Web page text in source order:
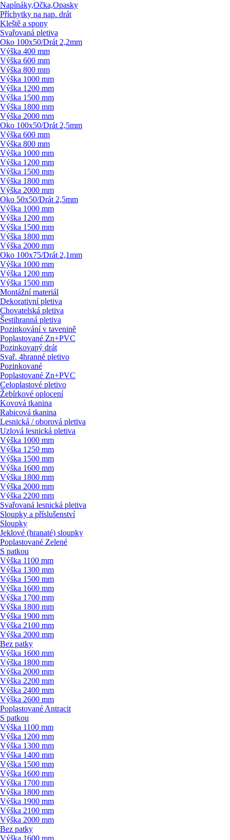
Napínáky,Očka,Opasky
Příchytky na nap. drát
Kleště a spony
Svařovaná pletiva
Oko 100x50/Drát 2,2mm
Výška 400 mm
Výška 600 mm
Výška 800 mm
Výška 1000 mm
Výška 1200 mm
Výška 1500 mm
Výška 1800 mm
Výška 2000 mm
Oko 100x50/Drát 2,5mm
Výška 600 mm
Výška 800 mm
Výška 1000 mm
Výška 1200 mm
Výška 1500 mm
Výška 1800 mm
Výška 2000 mm
Oko 50x50/Drát 2,5mm
Výška 1000 mm
Výška 1200 mm
Výška 1500 mm
Výška 1800 mm
Výška 2000 mm
Oko 100x75/Drát 2,1mm
Výška 1000 mm
Výška 1200 mm
Výška 1500 mm
Montážní materiál
Dekorativní pletiva
Chovatelská pletiva
Šestihranná pletiva
Pozinkování v tavenině
Poplastované Zn+PVC
Pozinkovaný drát
Svař. 4hranné pletivo
Pozinkované
Poplastované Zn+PVC
Celoplastové pletivo
Žebírkové oplocení
Kovová tkanina
Rabicová tkanina
Lesnická / oborová pletiva
Uzlová lesnická pletiva
Výška 1000 mm
Výška 1250 mm
Výška 1500 mm
Výška 1600 mm
Výška 1800 mm
Výška 2000 mm
Výška 2200 mm
Svařovaná lesnická pletiva
Sloupky a příslušenství
Sloupky
Jeklové (hranaté) sloupky
Poplastované Zelené
S patkou
Výška 1100 mm
Výška 1300 mm
Výška 1500 mm
Výška 1600 mm
Výška 1700 mm
Výška 1800 mm
Výška 1900 mm
Výška 2100 mm
Výška 2000 mm
Bez patky
Výška 1600 mm
Výška 1800 mm
Výška 2000 mm
Výška 2200 mm
Výška 2400 mm
Výška 2600 mm
Poplastované Antracit
S patkou
Výška 1100 mm
Výška 1200 mm
Výška 1300 mm
Výška 1400 mm
Výška 1500 mm
Výška 1600 mm
Výška 1700 mm
Výška 1800 mm
Výška 1900 mm
Výška 2100 mm
Výška 2000 mm
Bez patky
Výška 1600 mm